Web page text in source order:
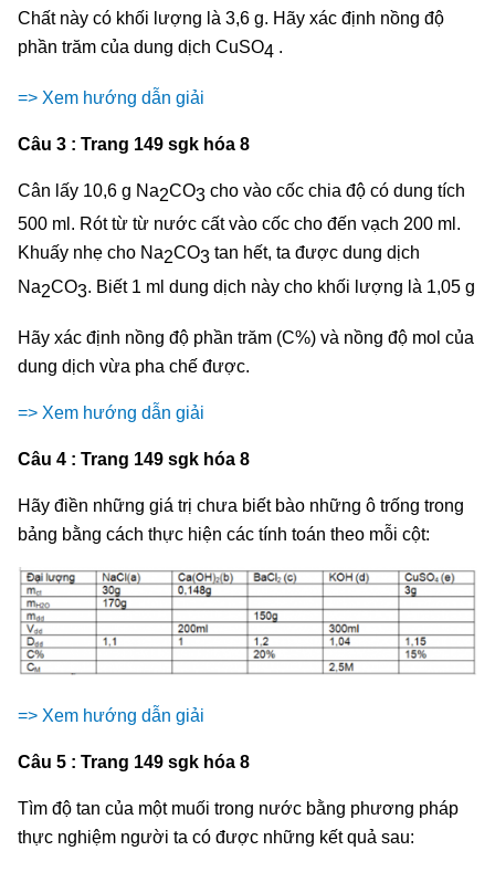
Chất này có khối lượng là 3,6 g. Hãy xác định nồng độ
phần trăm của dung dịch CuSO4 .
=> Xem hướng dẫn giải
Câu 3 : Trang 149 sgk hóa 8
Cân lấy 10,6 g Na2CO3 cho vào cốc chia độ có dung tích
500 ml. Rót từ từ nước cất vào cốc cho đến vạch 200 ml.
Khuấy nhẹ cho Na2CO3 tan hết, ta được dung dịch
Na2CO3. Biết 1 ml dung dịch này cho khối lượng là 1,05 g
Hãy xác định nồng độ phần trăm (C%) và nồng độ mol của
dung dịch vừa pha chế được.
=> Xem hướng dẫn giải
Câu 4 : Trang 149 sgk hóa 8
Hãy điền những giá trị chưa biết bào những ô trống trong
bảng bằng cách thực hiện các tính toán theo mỗi cột:
=> Xem hướng dẫn giải
Câu 5 : Trang 149 sgk hóa 8
Tìm độ tan của một muối trong nước bằng phương pháp
thực nghiệm người ta có được những kết quả sau: